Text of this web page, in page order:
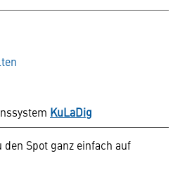
KuLaDig
Spot ganz einfach auf